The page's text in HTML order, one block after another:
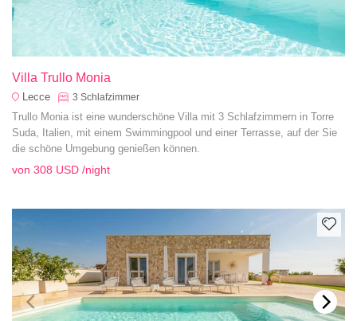
Villa Trullo Monia
Lecce 3 Schlafzimmer
Trullo Monia ist eine wunderschöne Villa mit 3 Schlafzimmern in Torre
Suda, Italien, mit einem Swimmingpool und einer Terrasse, auf der Sie
die schöne Umgebung genießen können.
von 308 USD /night